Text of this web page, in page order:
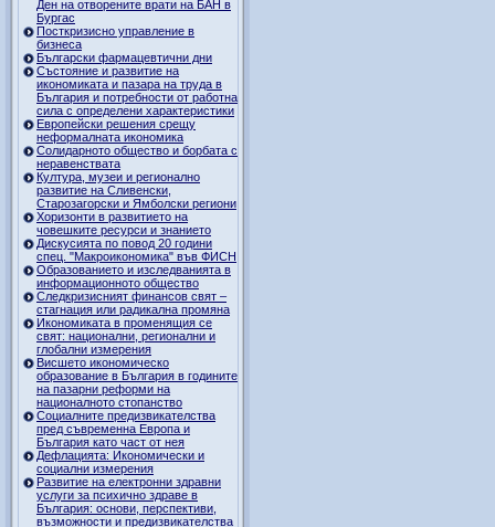
Ден на отворените врати на БАН в
Бургас
Посткризисно управление в
бизнеса
Български фармацевтични дни
Състояние и развитие на
икономиката и пазара на труда в
България и потребности от работна
сила с определени характеристики
Европейски решения срещу
неформалната икономика
Солидарното общество и борбата с
неравенствата
Култура, музеи и регионално
развитие на Сливенски,
Старозагорски и Ямболски региони
Хоризонти в развитието на
човешките ресурси и знанието
Дискусията по повод 20 години
спец. "Макроикономика" във ФИСН
Образованието и изследванията в
информационното общество
Следкризисният финансов свят –
стагнация или радикална промяна
Икономиката в променящия се
свят: национални, регионални и
глобални измерения
Висшето икономическо
образование в България в годините
на пазарни реформи на
националното стопанство
Социалните предизвикателства
пред съвременна Европа и
България като част от нея
Дефлацията: Икономически и
социални измерения
Развитие на електронни здравни
услуги за психично здраве в
България: основи, перспективи,
възможности и предизвикателства